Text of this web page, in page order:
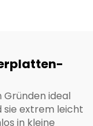
Größe für
an
und
Gründen ideal
sie extrem leicht
in kleine